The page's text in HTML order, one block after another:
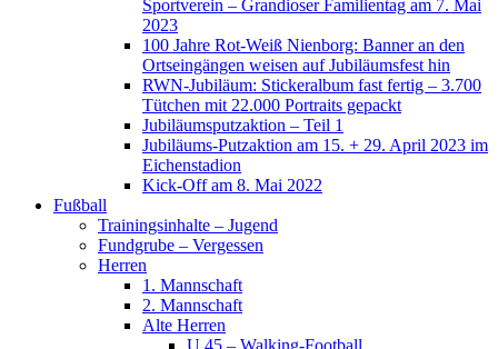
Sportverein – Grandioser Familientag am 7. Mai
2023
100 Jahre Rot-Weiß Nienborg: Banner an den
Ortseingängen weisen auf Jubiläumsfest hin
RWN-Jubiläum: Stickeralbum fast fertig – 3.700
Tütchen mit 22.000 Portraits gepackt
Jubiläumsputzaktion – Teil 1
Jubiläums-Putzaktion am 15. + 29. April 2023 im
Eichenstadion
Kick-Off am 8. Mai 2022
Fußball
Trainingsinhalte – Jugend
Fundgrube – Vergessen
Herren
1. Mannschaft
2. Mannschaft
Alte Herren
U 45 – Walking-Football